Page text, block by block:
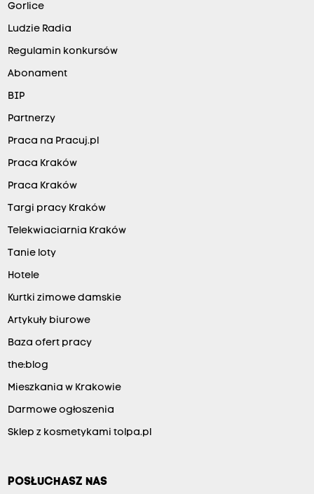
Gorlice
Ludzie Radia
Regulamin konkursów
Abonament
BIP
Partnerzy
Praca na Pracuj.pl
Praca Kraków
Praca Kraków
Targi pracy Kraków
Telekwiaciarnia Kraków
Tanie loty
Hotele
Kurtki zimowe damskie
Artykuły biurowe
Baza ofert pracy
the:blog
Mieszkania w Krakowie
Darmowe ogłoszenia
Sklep z kosmetykami tolpa.pl
POSŁUCHASZ NAS